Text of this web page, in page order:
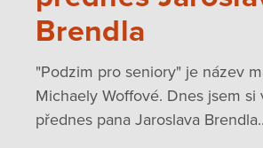
Brendla
"Podzim pro seniory" je název
Michaely Woffové. Dnes jsem
přednes pana Jaroslava